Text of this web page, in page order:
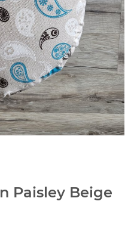
Paisley Beige